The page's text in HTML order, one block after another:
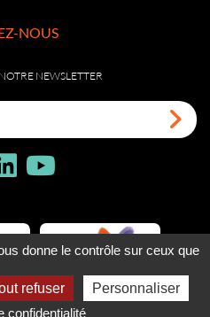
NOUS
NEWSLETTER
donne le contrôle sur ceux que
refuser
Personnaliser
confidentialité